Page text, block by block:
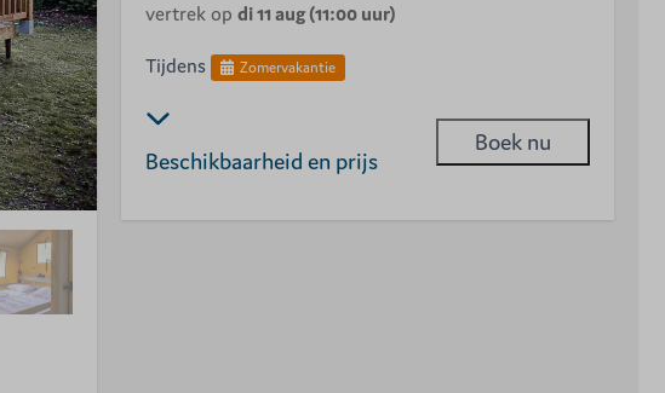
vertrek opdi 11 aug (11:00 uur)
Tijdens Zomervakantie
Beschikbaarheid en prijs
Boek nu